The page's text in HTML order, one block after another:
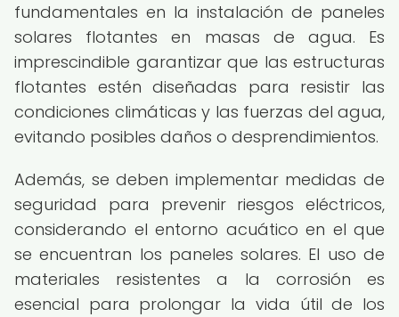
fundamentales en la instalación de paneles
solares flotantes en masas de agua. Es
imprescindible garantizar que las estructuras
flotantes estén diseñadas para resistir las
condiciones climáticas y las fuerzas del agua,
evitando posibles daños o desprendimientos.
Además, se deben implementar medidas de
seguridad para prevenir riesgos eléctricos,
considerando el entorno acuático en el que
se encuentran los paneles solares. El uso de
materiales resistentes a la corrosión es
esencial para prolongar la vida útil de los